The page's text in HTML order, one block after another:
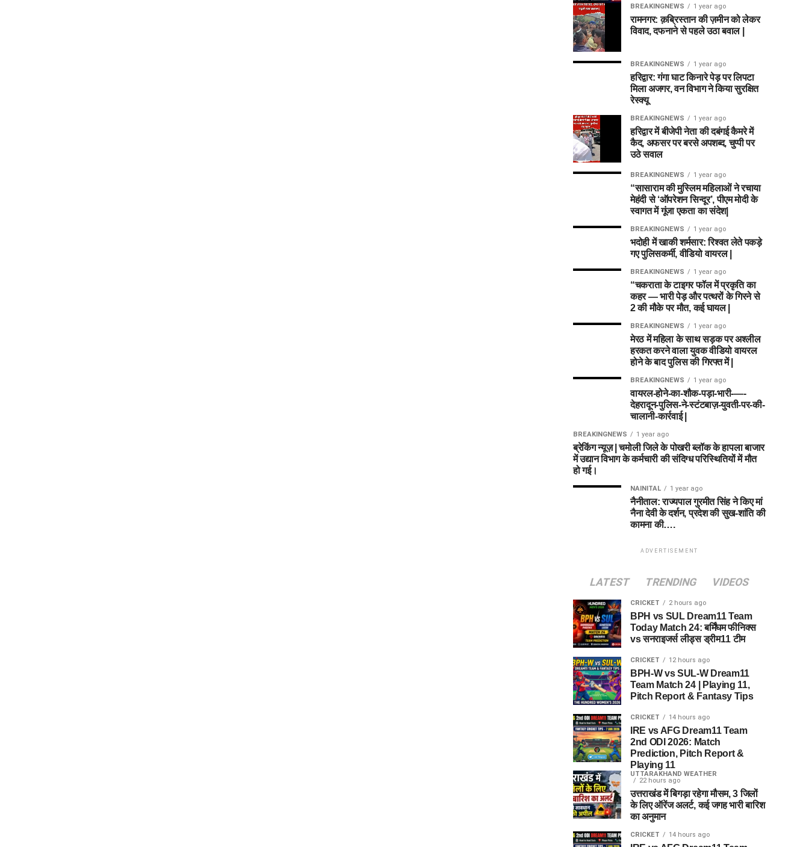
BREAKINGNEWS 1 year ago
रामनगर: क़ब्रिस्तान की ज़मीन को लेकर
विवाद, दफनाने से पहले उठा बवाल |
BREAKINGNEWS 1 year ago
हरिद्वार: गंगा घाट किनारे पेड़ पर लिपटा
मिला अजगर, वन विभाग ने किया सुरक्षित
रेस्क्यू
BREAKINGNEWS 1 year ago
हरिद्वार में बीजेपी नेता की दबंगई कैमरे में
कैद, अफसर पर बरसे अपशब्द, चुप्पी पर
उठे सवाल
BREAKINGNEWS 1 year ago
“सासाराम की मुस्लिम महिलाओं ने रचाया
मेहंदी से ‘ऑपरेशन सिन्दूर’, पीएम मोदी के
स्वागत में गूंजा एकता का संदेश|
BREAKINGNEWS 1 year ago
भदोही में खाकी शर्मसार: रिश्वत लेते पकड़े
गए पुलिसकर्मी, वीडियो वायरल |
BREAKINGNEWS 1 year ago
“चकराता के टाइगर फॉल में प्रकृति का
कहर — भारी पेड़ और पत्थरों के गिरने से
2 की मौके पर मौत, कई घायल |
BREAKINGNEWS 1 year ago
मेरठ में महिला के साथ सड़क पर अश्लील
हरकत करने वाला युवक वीडियो वायरल
होने के बाद पुलिस की गिरफ्त में |
BREAKINGNEWS 1 year ago
वायरल-होने-का-शौक-पड़ा-भारी-—-
देहरादून-पुलिस-ने-स्टंटबाज़-युवती-पर-की-
चालानी-कार्रवाई |
BREAKINGNEWS 1 year ago
ब्रेकिंग न्यूज़ | चमोली जिले के पोखरी ब्लॉक के हापला बाजार
में उद्यान विभाग के कर्मचारी की संदिग्ध परिस्थितियों में मौत
हो गई।
NAINITAL 1 year ago
नैनीताल: राज्यपाल गुरमीत सिंह ने किए मां
नैना देवी के दर्शन, प्रदेश की सुख-शांति की
कामना की….
ADVERTISEMENT
LATEST TRENDING VIDEOS
CRICKET 2 hours ago
BPH vs SUL Dream11 Team
Today Match 24: बर्मिंघम फीनिक्स
vs सनराइजर्स लीड्स ड्रीम11 टीम
CRICKET 12 hours ago
BPH-W vs SUL-W Dream11
Team Match 24 | Playing 11,
Pitch Report & Fantasy Tips
CRICKET 14 hours ago
IRE vs AFG Dream11 Team
2nd ODI 2026: Match
Prediction, Pitch Report &
Playing 11
UTTARAKHAND WEATHER
22 hours ago
उत्तराखंड में बिगड़ा रहेगा मौसम, 3 जिलों
के लिए ऑरेंज अलर्ट, कई जगह भारी बारिश
का अनुमान
CRICKET 14 hours ago